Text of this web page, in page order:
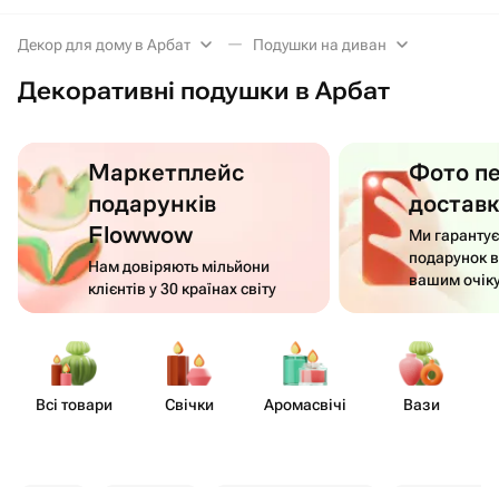
Декор для дому в Арбат Подушки на диван
Декоративні подушки в Арбат
Маркетплейс
подарунків
Flowwow
Нам довіряють мільйони
клієнтів у 30 країнах світу
Фото
Ми
подарунок
вашим
Всі товари Свічки Аром​асвічі Вази